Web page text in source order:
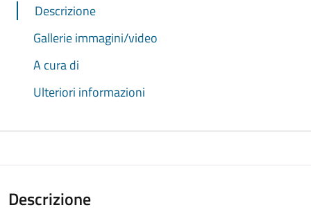
Descrizione
Gallerie immagini/video
A cura di
Ulteriori informazioni
Descrizione